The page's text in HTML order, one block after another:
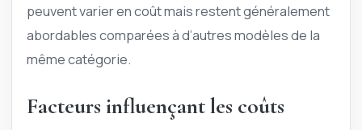
peuvent varier en coût mais restent généralement
abordables comparées à d’autres modèles de la
même catégorie.
Facteurs influençant les coûts